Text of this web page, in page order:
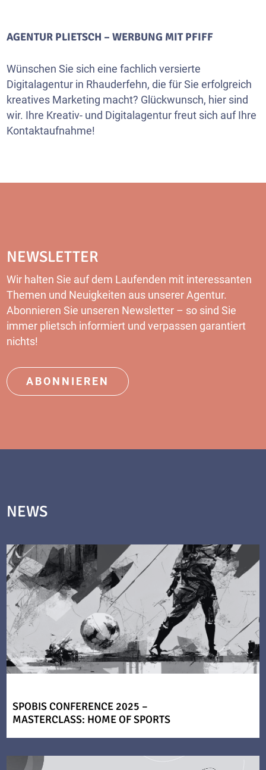
AGENTUR PLIETSCH – WERBUNG MIT PFIFF
Wünschen Sie sich eine fachlich versierte
Digitalagentur in Rhauderfehn, die für Sie erfolgreich
kreatives Marketing macht? Glückwunsch, hier sind
wir. Ihre Kreativ- und Digitalagentur freut sich auf Ihre
Kontaktaufnahme!
NEWSLETTER
Wir halten Sie auf dem Laufenden mit interessanten
Themen und Neuigkeiten aus unserer Agentur.
Abonnieren Sie unseren Newsletter – so sind Sie
immer plietsch informiert und verpassen garantiert
nichts!
ABONNIEREN
NEWS
SPOBIS CONFERENCE 2025 –
MASTERCLASS: HOME OF SPORTS